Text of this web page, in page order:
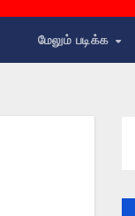
மேலும் படிக்க